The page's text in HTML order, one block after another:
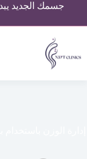
جسمك الجديد